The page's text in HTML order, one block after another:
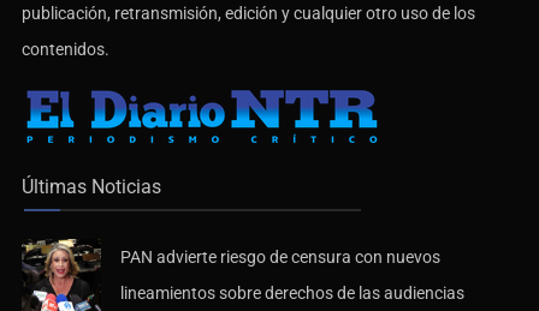
publicación, retransmisión, edición y cualquier otro uso de los
contenidos.
Últimas Noticias
PAN advierte riesgo de censura con nuevos
lineamientos sobre derechos de las audiencias